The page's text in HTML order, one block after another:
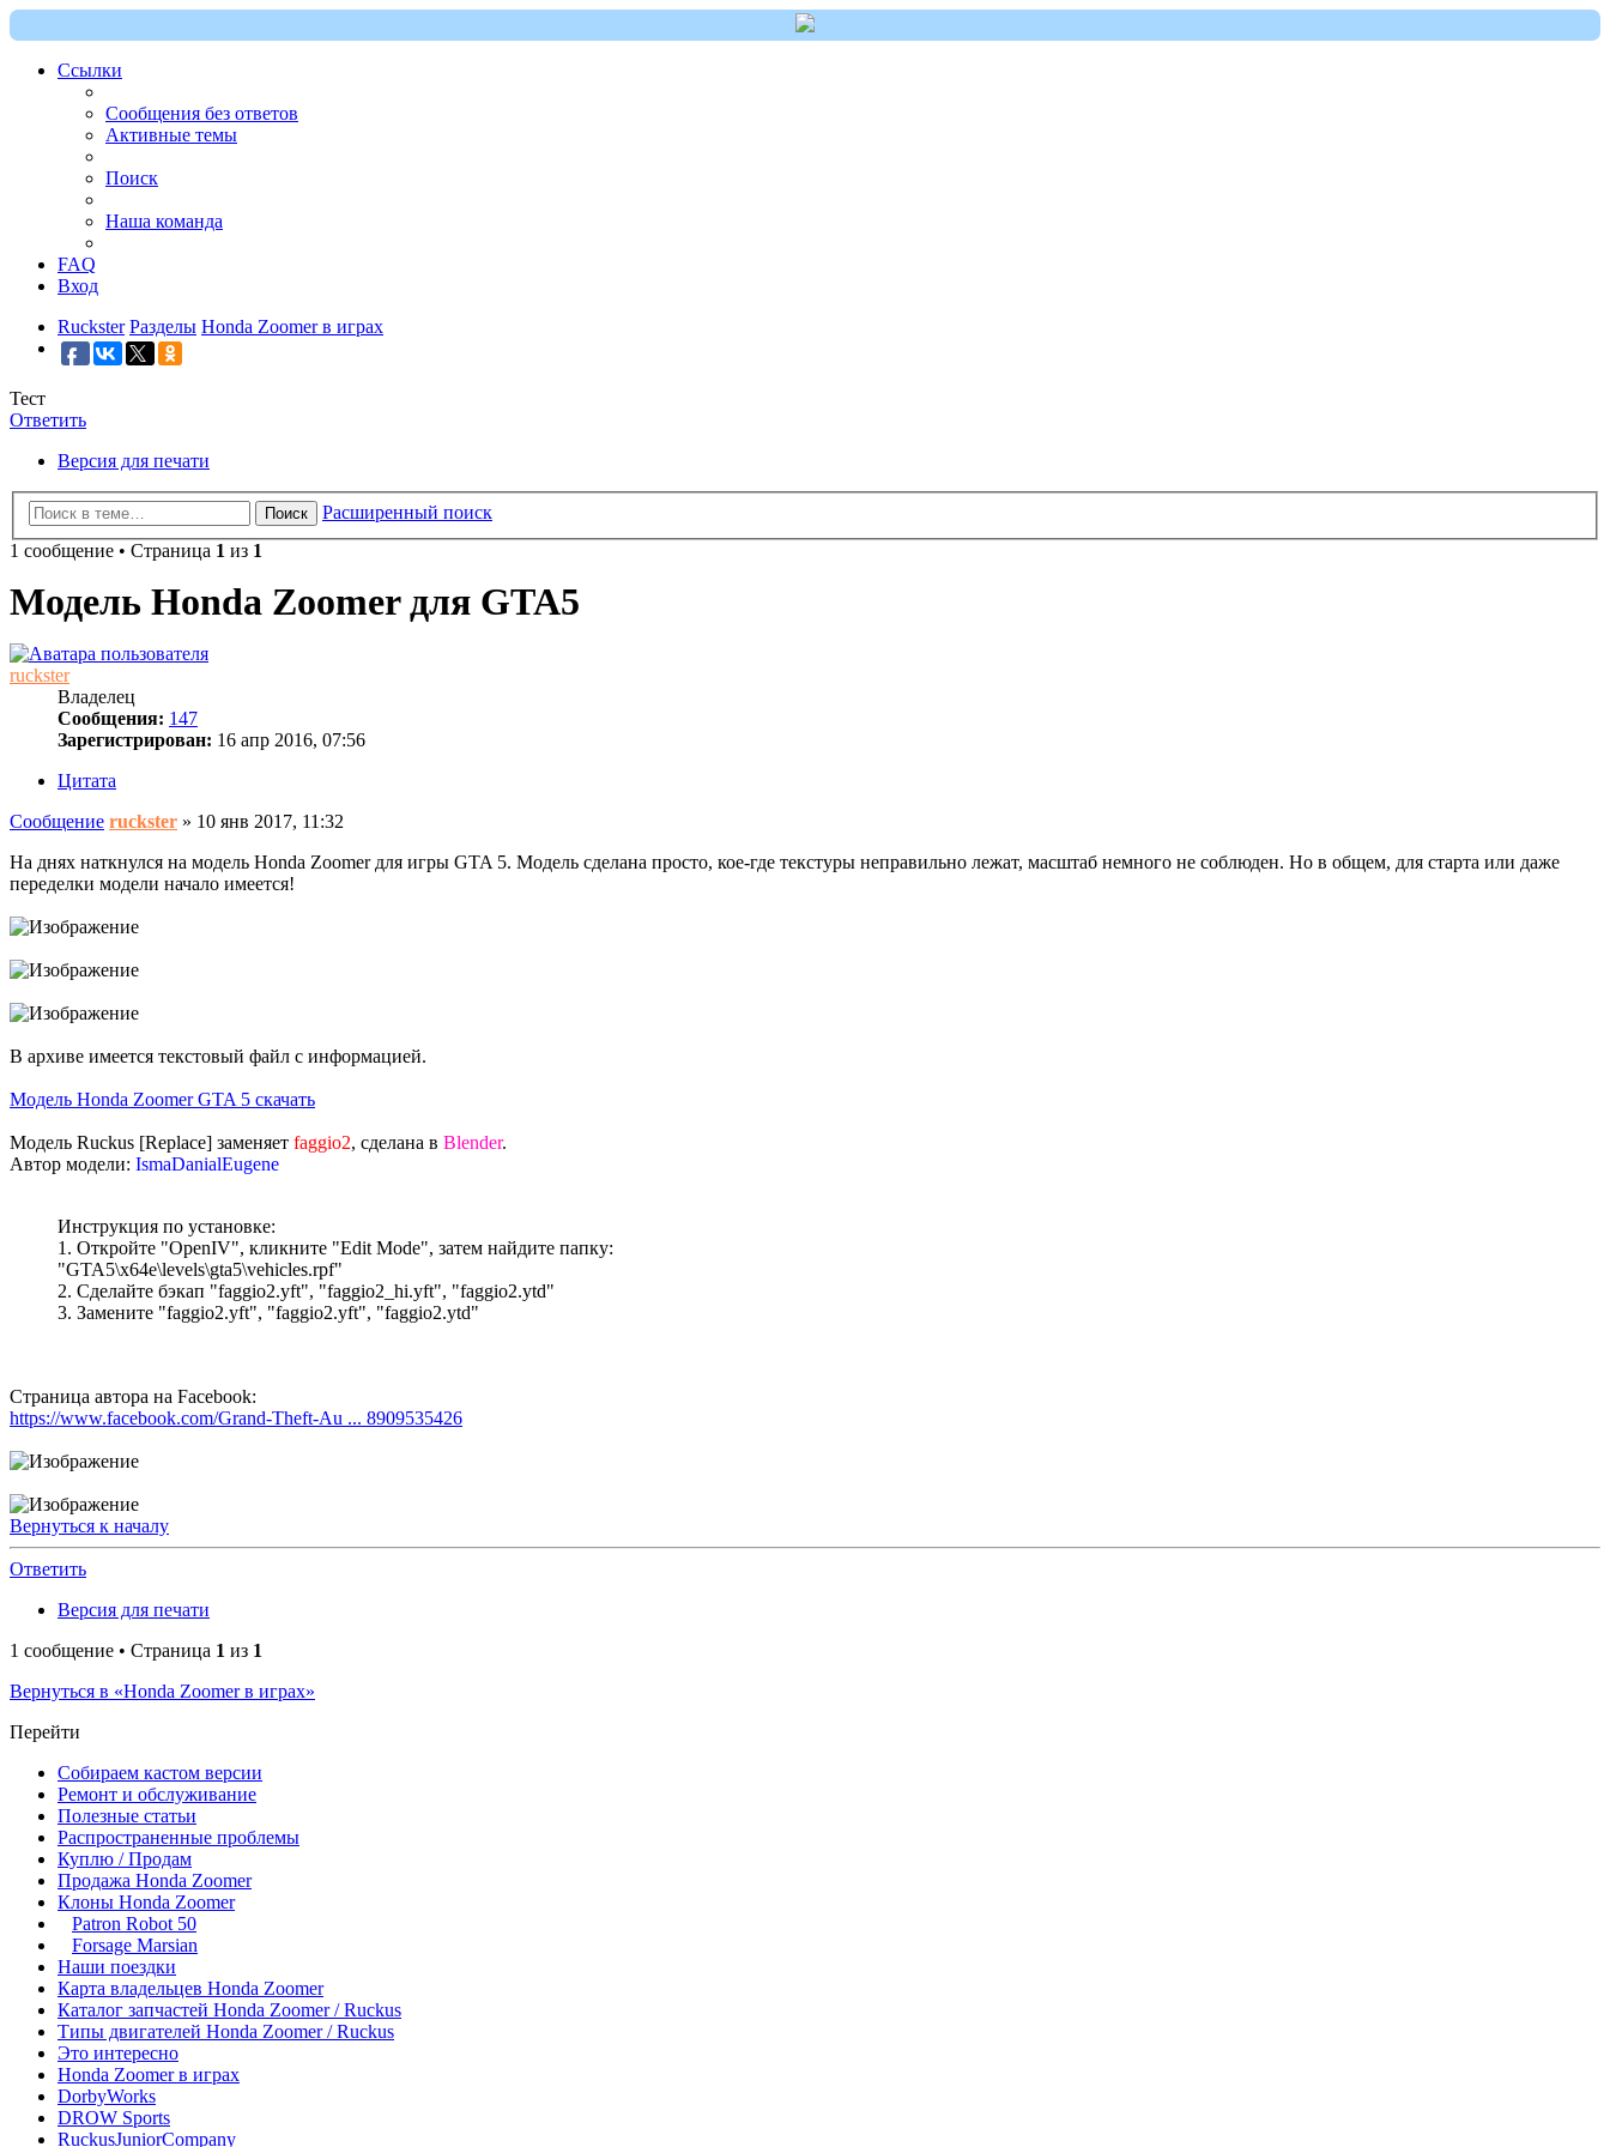
Ссылки
Сообщения без ответов
Активные темы
Поиск
Наша команда
FAQ
Вход
Ruckster Разделы Honda Zoomer в играх
Тест
Ответить
Версия для печати
Поиск
Расширенный поиск
1 сообщение • Страница 1 из 1
Модель Honda Zoomer для GTA5
ruckster
Владелец
Сообщения: 147
Зарегистрирован: 16 апр 2016, 07:56
Цитата
Сообщение ruckster » 10 янв 2017, 11:32
На днях наткнулся на модель Honda Zoomer для игры GTA 5. Модель сделана просто, кое-где текстуры неправильно лежат, масштаб немного не соблюден. Но в общем, для старта или даже
переделки модели начало имеется!
В архиве имеется текстовый файл с информацией.
Модель Honda Zoomer GTA 5 скачать
Модель Ruckus [Replace] заменяет faggio2, сделана в Blender.
Автор модели: IsmaDanialEugene
Инструкция по установке:
1. Откройте "OpenIV", кликните "Edit Mode", затем найдите папку:
"GTA5\x64e\levels\gta5\vehicles.rpf"
2. Сделайте бэкап "faggio2.yft", "faggio2_hi.yft", "faggio2.ytd"
3. Замените "faggio2.yft", "faggio2.yft", "faggio2.ytd"
Страница автора на Facebook:
https://www.facebook.com/Grand-Theft-Au ... 8909535426
Вернуться к началу
Ответить
Версия для печати
1 сообщение • Страница 1 из 1
Вернуться в «Honda Zoomer в играх»
Перейти
Собираем кастом версии
Ремонт и обслуживание
Полезные статьи
Распространенные проблемы
Куплю / Продам
Продажа Honda Zoomer
Клоны Honda Zoomer
Patron Robot 50
Forsage Marsian
Наши поездки
Карта владельцев Honda Zoomer
Каталог запчастей Honda Zoomer / Ruckus
Типы двигателей Honda Zoomer / Ruckus
Это интересно
Honda Zoomer в играх
DorbyWorks
DROW Sports
RuckusJuniorCompany